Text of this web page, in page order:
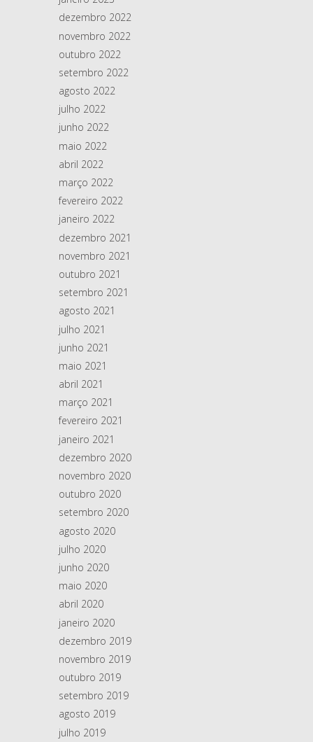
dezembro 2022
novembro 2022
outubro 2022
setembro 2022
agosto 2022
julho 2022
junho 2022
maio 2022
abril 2022
março 2022
fevereiro 2022
janeiro 2022
dezembro 2021
novembro 2021
outubro 2021
setembro 2021
agosto 2021
julho 2021
junho 2021
maio 2021
abril 2021
março 2021
fevereiro 2021
janeiro 2021
dezembro 2020
novembro 2020
outubro 2020
setembro 2020
agosto 2020
julho 2020
junho 2020
maio 2020
abril 2020
janeiro 2020
dezembro 2019
novembro 2019
outubro 2019
setembro 2019
agosto 2019
julho 2019